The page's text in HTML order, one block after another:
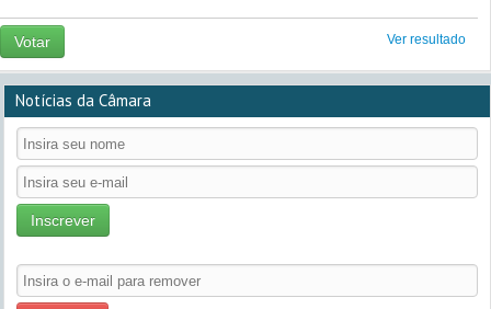
Votar Ver resultado
Notícias da Câmara
Inscrever